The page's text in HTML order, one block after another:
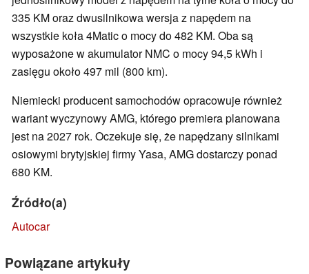
335 KM oraz dwusilnikowa wersja z napędem na
wszystkie koła 4Matic o mocy do 482 KM. Oba są
wyposażone w akumulator NMC o mocy 94,5 kWh i
zasięgu około 497 mil (800 km).
Niemiecki producent samochodów opracowuje również
wariant wyczynowy AMG, którego premiera planowana
jest na 2027 rok. Oczekuje się, że napędzany silnikami
osiowymi brytyjskiej firmy Yasa, AMG dostarczy ponad
680 KM.
Źródło(a)
Autocar
Powiązane artykuły